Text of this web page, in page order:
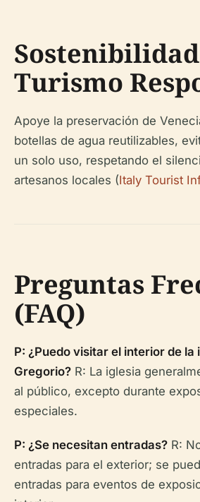
Turismo
Apoye la preservación de
botellas de agua reutilizables,
un solo uso, respetando el
artesanos locales (Italy Tourist
Preguntas
(FAQ)
P: ¿Puedo visitar el interior de la
Gregorio? R: La iglesia
al público, excepto durante
especiales.
P: ¿Se necesitan entradas? R:
entradas para el exterior; se
entradas para eventos de